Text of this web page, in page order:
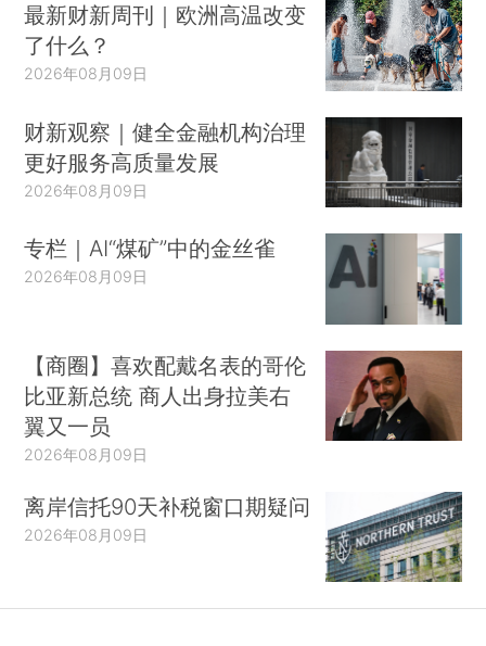
最新财新周刊｜欧洲高温改变
了什么？
2026年08月09日
财新观察｜健全金融机构治理
更好服务高质量发展
2026年08月09日
专栏｜AI“煤矿”中的金丝雀
2026年08月09日
【商圈】喜欢配戴名表的哥伦
比亚新总统 商人出身拉美右
翼又一员
2026年08月09日
离岸信托90天补税窗口期疑问
2026年08月09日